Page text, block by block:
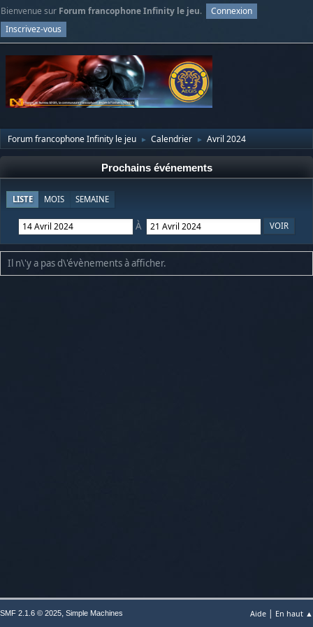
Bienvenue sur Forum francophone Infinity le jeu.
Connexion
Inscrivez-vous
Forum francophone Infinity le jeu ► Calendrier ► Avril 2024
Prochains événements
LISTE MOIS SEMAINE
À
Il n\'y a pas d\'évènements à afficher.
Aide | En haut ▲
SMF 2.1.6 © 2025, Simple Machines